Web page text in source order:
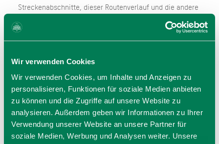
Wir verwenden Cookies
Wir verwenden Cookies, um Inhalte und Anzeigen zu
personalisieren, Funktionen für soziale Medien anbieten
zu können und die Zugriffe auf unsere Website zu
analysieren. Außerdem geben wir Informationen zu Ihrer
Verwendung unserer Website an unsere Partner für
soziale Medien, Werbung und Analysen weiter. Unsere
Streckenabschnitte, dieser Routenverlauf und die andere
Option entlang der Isar, wieder zusammengeführt. Die
erste Etappe ist ein Vorgeschmack auf die Reise, vereint
bayerische Bilderbuchlandschaft, stille Naturmomente
der Brennerpass, die Dolomiten und schließlich das große
Ziel Venedig.
Alle Infos zum Fernradweg münchen venezia